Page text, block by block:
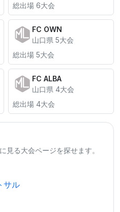
総出場 6大会
FC OWN
山口県 5大会
総出場 5大会
FC ALBA
山口県 4大会
総出場 4大会
見る大会ページを探せます。
サル